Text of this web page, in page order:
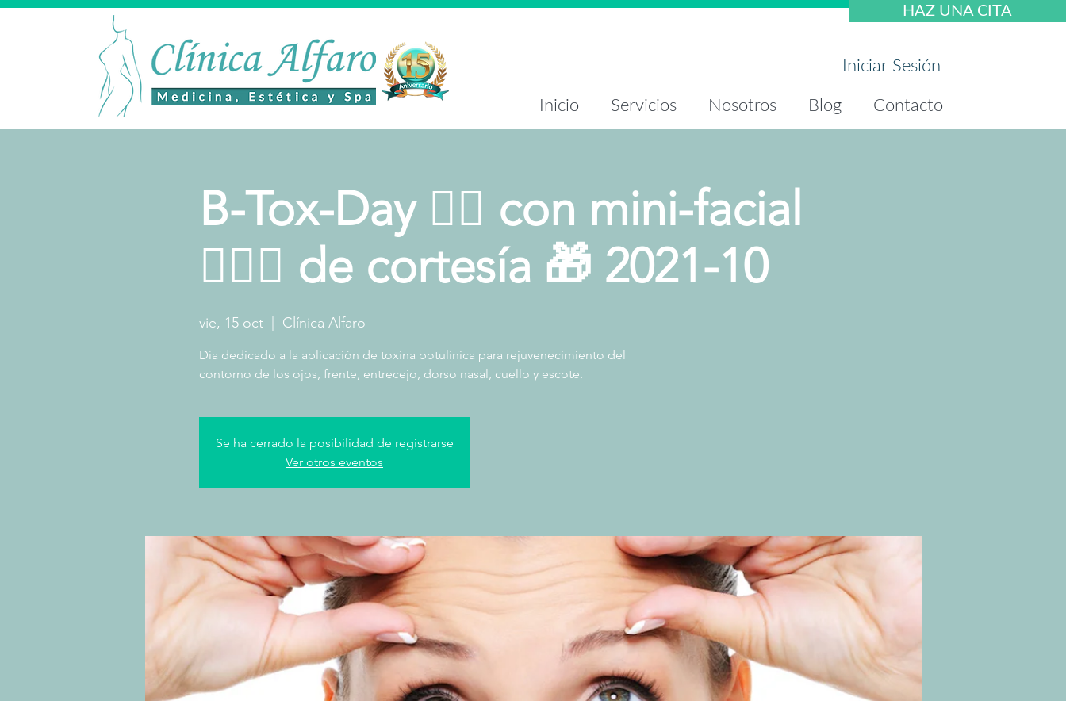
HAZ UNA CITA
Iniciar Sesión
Inicio Servicios Nosotros Blog Contacto
B-Tox-Day 👩‍⚕️ con mini-facial
🧖🏻‍♀️ de cortesía 🎁 2021-10
vie, 15 oct
  |
Clínica Alfaro
Día dedicado a la aplicación de toxina botulínica para rejuvenecimiento del
contorno de los ojos, frente, entrecejo, dorso nasal, cuello y escote.
Se ha cerrado la posibilidad de registrarse
Ver otros eventos